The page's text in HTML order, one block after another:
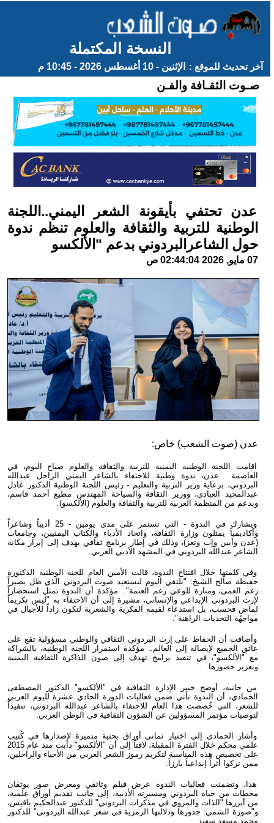
النسخة المكتملة
آخر تحديث للموقع : الإثنين - 10 أغسطس 2026 - 10:45 م
صـوت الثقـافة والفـن
عدن تحتفي بأيقونة الشعر اليمني..اللجنة
الوطنية للتربية والثقافة والعلوم تنظم ندوة
حول الشاعرالبردوني بدعم "الألكسو
07 مايو, 2026 02:44:04 ص
عدن (صوت الشعب) خاص:
اقامت اللجنة الوطنية اليمنية للتربية والثقافة والعلوم صباح اليوم، في
العاصمة عدن، ندوة وطنية للاحتفاء بالشاعر اليمني الراحل عبدالله
البردوني، برعاية وزير التربية والتعليم - رئيس اللجنة الوطنية الدكتور عادل
عبدالمجيد العبادي، ووزير الثقافة والسياحة المهندس مطيع أحمد قاسم،
وبدعم من المنظمة العربية للتربية والثقافة والعلوم (الألكسو).
ويشارك في الندوة - التي تستمر على مدى يومين - 25 أديباً وشاعراً
وأكاديمياً يمثلون وزارة الثقافة، واتحاد الأدباء والكتاب اليمنيين، وجامعات
(عدن وأبين وإب وتعز)، وذلك في إطار برنامج ثقافي يهدف إلى إبراز مكانة
الشاعر عبدالله البردوني في المشهد الأدبي العربي.
وفي كلمتها خلال افتتاح الندوة، قالت الأمين العام للجنة الوطنية الدكتورة
حفيظة صالح الشيخ: "نلتقي اليوم لنستعيد صوت البردوني الذي ظل بصيراً
رغم العمى، ومنارة للوعي رغم العتمة".. مؤكدة أن الندوة تمثل استحضاراً
لإرث البردوني الإبداعي والإنساني، مشيرة إلى أن الاحتفاء به "ليس تكريماً
لماضٍ فحسب، بل استدعاء لقيمه الفكرية والشعرية لتكون زاداً للأجيال في
مواجهة التحديات الراهنة".
وأضافت أن الحفاظ على إرث البردوني الثقافي والوطني مسؤولية تقع على
عاتق الجميع لإيصاله إلى العالم.. مؤكدة استمرار اللجنة الوطنية، بالشراكة
مع "الألكسو"، في تنفيذ برامج تهدف إلى صون الذاكرة الثقافية اليمنية
وتعزيز حضورها.
من جانبه، أوضح خبير الإدارة الثقافية في "الألكسو" الدكتور المصطفى
الحمادي، أن الندوة تأتي ضمن فعاليات الدورة الحادي عشرة لليوم العربي
للشعر، التي خُصصت هذا العام للاحتفاء بالشاعر عبدالله البردوني، تنفيذاً
لتوصيات مؤتمر المسؤولين عن الشؤون الثقافية في الوطن العربي.
وأشار الحمادي إلى اختيار ثماني أوراق بحثية متميزة لإصدارها في كُتيب
علمي محكم خلال الفترة المقبلة، لافتاً إلى أن "الألكسو" دأبت منذ عام 2015
على تخصيص هذه المناسبة لتكريم رموز الشعر العربي من الأحياء والراحلين،
ممن تركوا أثراً إبداعياً بارزاً.
هذا، وتضمنت فعاليات الندوة عرض فيلم وثائقي ومعرض صور يوثقان
محطات من حياة البردوني ومسيرته الأدبية، إلى جانب تقديم أوراق علمية،
من أبرزها "الذات والمروي في مذكرات البردوني" للدكتور عبدالحكيم باقيس،
و"صورة الشمي: جذورها ودلالتها الرمزية في شعر عبدالله البردوني" للدكتور
محمد مسعد سعيد.